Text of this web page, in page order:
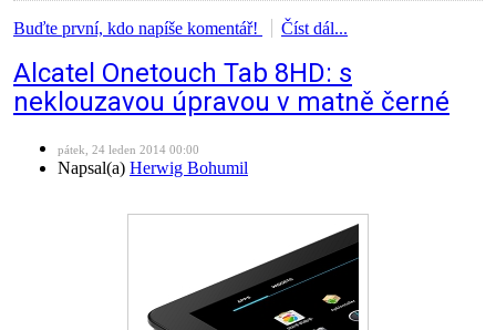
Buďte první, kdo napíše komentář! Číst dál...
Alcatel Onetouch Tab 8HD: s
neklouzavou úpravou v matně černé
pátek, 24 leden 2014 00:00
Napsal(a) Herwig Bohumil